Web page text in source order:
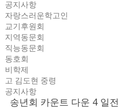
공지사항
자랑스러운학고인
교기후원회
지역동문회
직능동문회
동호회
비학제
고 김도현 중령
공지사항
송년회 카운트 다운 4 일전